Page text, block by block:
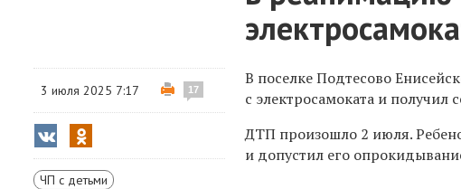
3 июля 2025 7:17 17
ЧП с детьми
В поселке Подтесово
с электросамоката и получил
ДТП произошло 2 июля.
и допустил его